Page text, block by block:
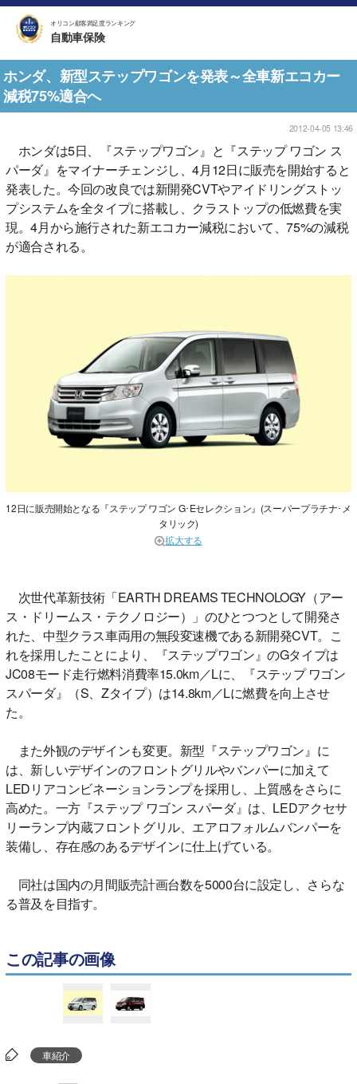
オリコン顧客満足度ランキング
自動車保険
ホンダ、新型ステップワゴンを発表～全車新エコカー
減税75%適合へ
2012-04-05 13:46
ホンダは5日、『ステップワゴン』と『ステップ ワゴン ス
パーダ』をマイナーチェンジし、4月12日に販売を開始すると
発表した。今回の改良では新開発CVTやアイドリングストッ
プシステムを全タイプに搭載し、クラストップの低燃費を実
現。4月から施行された新エコカー減税において、75%の減税
が適合される。
12日に販売開始となる『ステップ ワゴン G･Eセレクション』(スーパープラチナ･メ
タリック)
拡大する
次世代革新技術「EARTH DREAMS TECHNOLOGY（アー
ス・ドリームス・テクノロジー）」のひとつつとして開発さ
れた、中型クラス車両用の無段変速機である新開発CVT。こ
れを採用したことにより、『ステップワゴン』のGタイプは
JC08モード走行燃料消費率15.0km／Lに、『ステップ ワゴン
スパーダ』（S、Zタイプ）は14.8km／Lに燃費を向上させ
た。
また外観のデザインも変更。新型『ステップワゴン』に
は、新しいデザインのフロントグリルやバンパーに加えて
LEDリアコンビネーションランプを採用し、上質感をさらに
高めた。一方『ステップ ワゴン スパーダ』は、LEDアクセサ
リーランプ内蔵フロントグリル、エアロフォルムバンパーを
装備し、存在感のあるデザインに仕上げている。
同社は国内の月間販売計画台数を5000台に設定し、さらな
る普及を目指す。
この記事の画像
車紹介